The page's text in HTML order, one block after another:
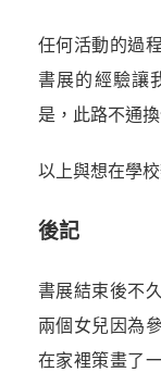
任何活動的過
書展的經驗讓
是，此路不通
以上與想在學
後記
書展結束後不
兩個女兒因為
在家裡策畫了